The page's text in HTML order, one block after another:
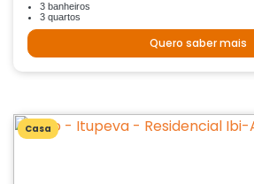
3 banheiros
3 quartos
Quero saber mais
Casa